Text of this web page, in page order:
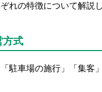
れの特徴について解説
方式
駐車場の施行」「集客